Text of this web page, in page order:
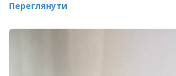
Переглянути